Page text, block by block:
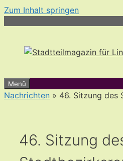
Zum Inhalt springen
Menü
Nachrichten » 46. Sitzung des
46. Sitzung